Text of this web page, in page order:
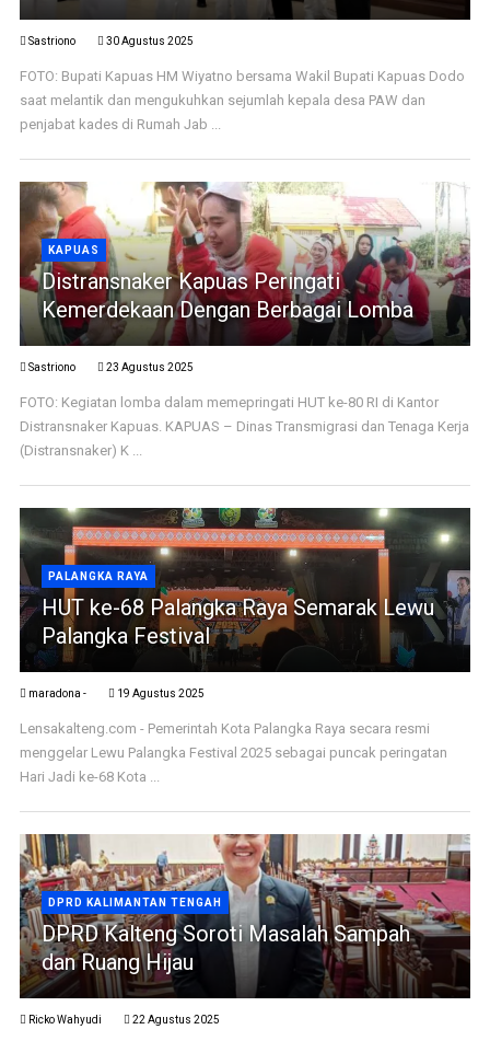
Sastriono 30 Agustus 2025
FOTO: Bupati Kapuas HM Wiyatno bersama Wakil Bupati Kapuas Dodo
saat melantik dan mengukuhkan sejumlah kepala desa PAW dan
penjabat kades di Rumah Jab ...
KAPUAS
Distransnaker Kapuas Peringati
Kemerdekaan Dengan Berbagai Lomba
Sastriono 23 Agustus 2025
FOTO: Kegiatan lomba dalam memepringati HUT ke-80 RI di Kantor
Distransnaker Kapuas. KAPUAS – Dinas Transmigrasi dan Tenaga Kerja
(Distransnaker) K ...
PALANGKA RAYA
HUT ke-68 Palangka Raya Semarak Lewu
Palangka Festival
maradona - 19 Agustus 2025
Lensakalteng.com - Pemerintah Kota Palangka Raya secara resmi
menggelar Lewu Palangka Festival 2025 sebagai puncak peringatan
Hari Jadi ke-68 Kota ...
DPRD KALIMANTAN TENGAH
DPRD Kalteng Soroti Masalah Sampah
dan Ruang Hijau
Ricko Wahyudi 22 Agustus 2025